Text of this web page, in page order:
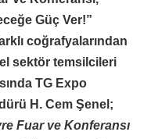
Güç Ver!”
coğrafyalarından
sektör temsilcileri
TG Expo
H. Cem Şenel;
Fuar ve Konferansı